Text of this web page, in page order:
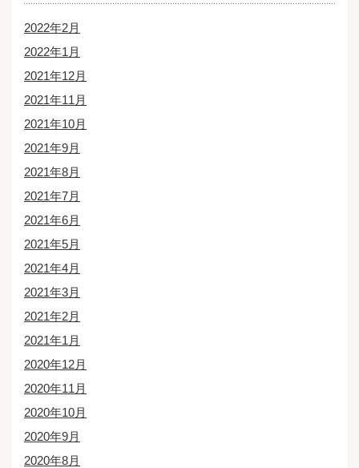
2022年2月
2022年1月
2021年12月
2021年11月
2021年10月
2021年9月
2021年8月
2021年7月
2021年6月
2021年5月
2021年4月
2021年3月
2021年2月
2021年1月
2020年12月
2020年11月
2020年10月
2020年9月
2020年8月